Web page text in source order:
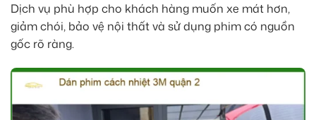
Dịch vụ phù hợp cho khách hàng muốn xe mát hơn,
giảm chói, bảo vệ nội thất và sử dụng phim có nguồn
gốc rõ ràng.